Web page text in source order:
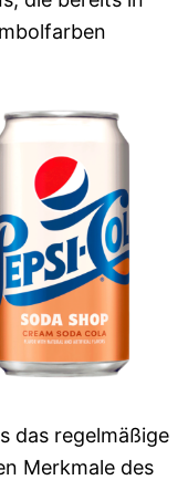
das regelmäßige
Merkmale des